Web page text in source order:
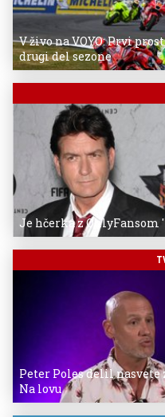
V živo na VOYO: Prvi
drugi del sezone
Je hčerka z OnlyFansom
Peter Poles delil nasvete
Na lovu